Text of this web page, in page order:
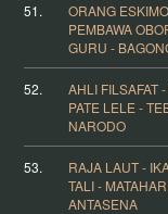
51.
ORANG
PEMBAWA
GURU -
52.
AHLI FILSAFAT
PATE LELE -
NARODO
53.
RAJA LAUT -
TALI -
ANTASENA